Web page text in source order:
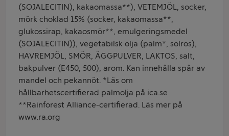
(SOJALECITIN), kakaomassa**), VETEMJÖL, socker,
mörk choklad 15% (socker, kakaomassa**,
glukossirap, kakaosmör**, emulgeringsmedel
(SOJALECITIN)), vegetabilsk olja (palm*, solros),
HAVREMJÖL, SMÖR, ÄGGPULVER, LAKTOS, salt,
bakpulver (E450, 500), arom. Kan innehålla spår av
mandel och pekannöt. *Läs om
hållbarhetscertifierad palmolja på ica.se
**Rainforest Alliance-certifierad. Läs mer på
www.ra.org